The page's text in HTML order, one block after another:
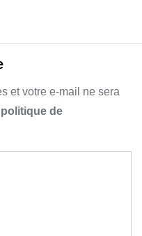
et votre e-mail ne sera
politique de